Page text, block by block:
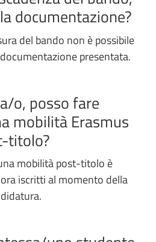
documentazione?
del bando non è possibile
presentata.
o, posso fare
mobilità Erasmus
titolo?
mobilità post-titolo è
iscritti al momento della